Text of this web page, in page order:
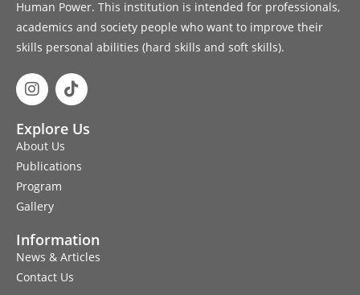
Human Power. This institution is intended for professionals,
academics and society people who want to improve their
skills personal abilities (hard skills and soft skills).
Explore Us
About Us
Publications
Program
Gallery
Information
News & Articles
Contact Us